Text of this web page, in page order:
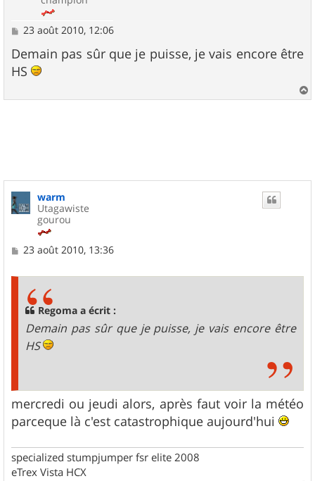
M
s
s
a
e
23 août 2010, 12:06
Demain pas sûr que je puisse, je vais encore être
HS
a
warm
Utagawiste
gourou
M
23 août 2010, 13:36
Regoma a écrit :
Demain pas sûr que je puisse, je vais encore être
HS
mercredi ou jeudi alors, après faut voir la météo
parceque là c'est catastrophique aujourd'hui
specialized stumpjumper fsr elite 2008
eTrex Vista HCX